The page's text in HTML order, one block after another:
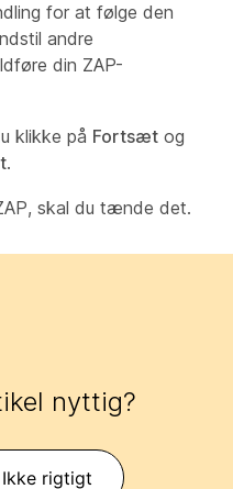
for at følge den
andre
din ZAP-
klikke på Fortsæt og
.
skal du tænde det.
nyttig?
Ikke rigtigt